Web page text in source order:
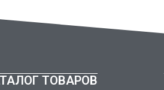
ТОВАРОВ